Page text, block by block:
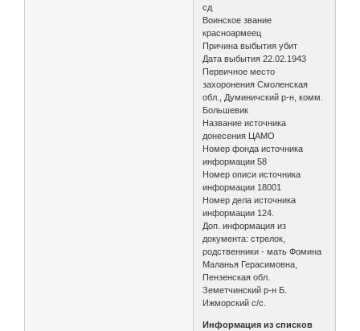
сд
Воинское звание
красноармеец
Причина выбытия убит
Дата выбытия 22.02.1943
Первичное место
захоронения Смоленская
обл., Думиничский р-н, комм.
Большевик
Название источника
донесения ЦАМО
Номер фонда источника
информации 58
Номер описи источника
информации 18001
Номер дела источника
информации 124.
Доп. информация из
документа: стрелок,
родственники - мать Фомина
Маланья Герасимовна,
Пензенская обл.
Земетчинский р-н Б.
Ижморский с/с.
Информация из списков